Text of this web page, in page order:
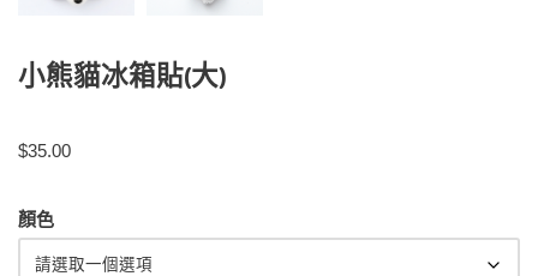
小熊貓冰箱貼(大)
$35.00
顏色